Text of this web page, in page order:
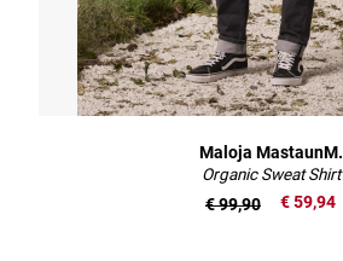
Maloja MastaunM.
Organic Sweat Shirt
€ 59,94
€ 99,90